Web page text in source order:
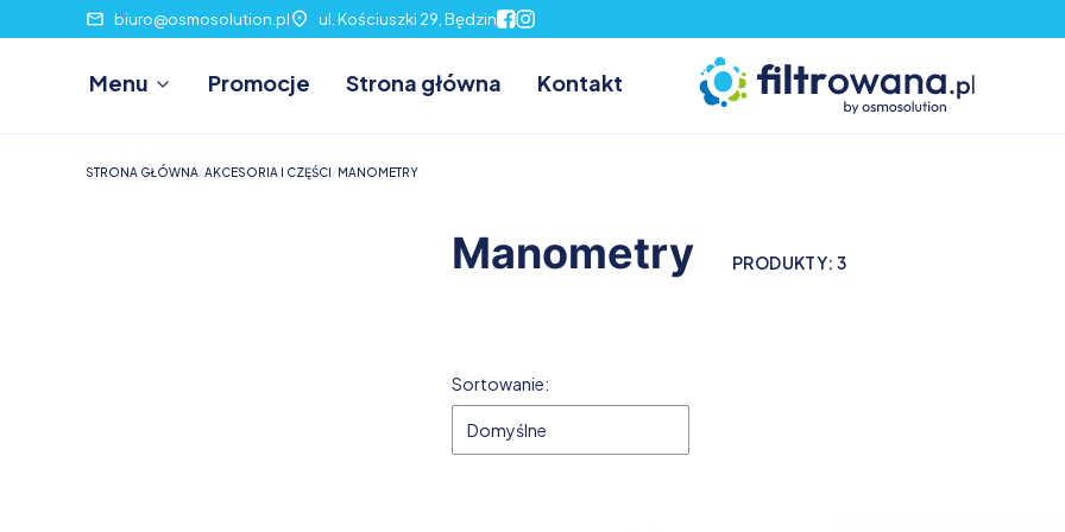
biuro@osmosolution.pl ul. Kościuszki 29, Będzin
Menu Promocje Strona główna Kontakt
STRONA GŁÓWNA AKCESORIA I CZĘŚCI MANOMETRY
Manometry PRODUKTY:3
Lista produktów
Sortowanie:
Domyślne